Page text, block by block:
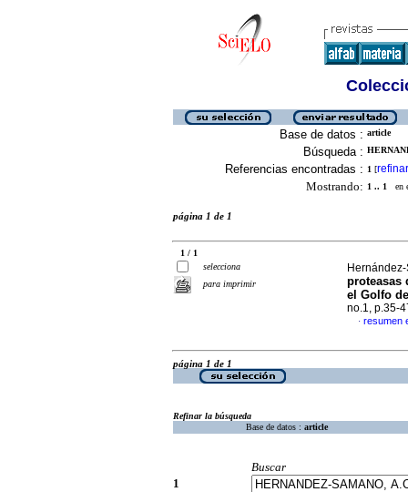
Base de datos : article
Búsqueda :
Referencias encontradas : 1 [refinar
Mostrando: 1 .. 1 en
página 1 de 1
1 / 1
selecciona
para imprimir
proteasas
el Golfo
no.1, p.35-
· resumen
página 1 de 1
Refinar la búsqueda
Base de datos : article
Buscar
1